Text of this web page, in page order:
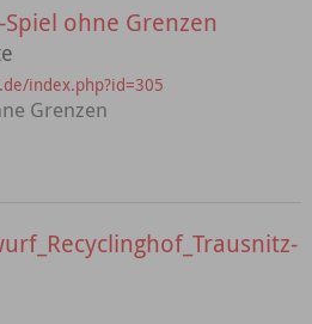
Spiel ohne Grenzen
index.php?id=305
Grenzen